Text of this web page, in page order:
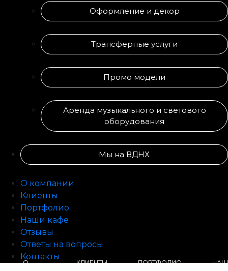
Оформление и декор
Трансферные услуги
Промо модели
Аренда музыкального и светового
оборудования
Мы на ВДНХ
О компании
Клиенты
Портфолио
Наши кафе
Отзывы
Ответы на вопросы
Контакты
О
КЛИЕНТЫ ПОРТФОЛИО